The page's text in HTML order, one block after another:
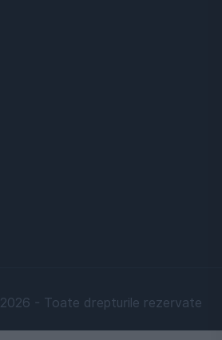
- Toate drepturile rezervate